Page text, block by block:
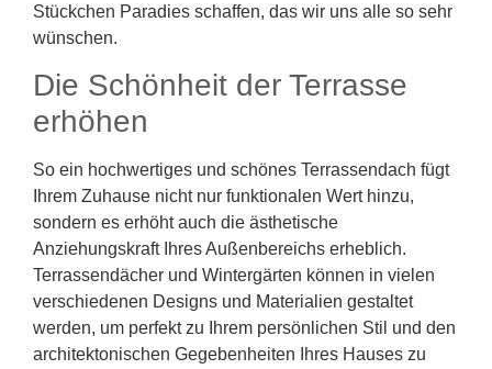
Stückchen Paradies schaffen, das wir uns alle so sehr
wünschen.
Die Schönheit der Terrasse
erhöhen
So ein hochwertiges und schönes Terrassendach fügt
Ihrem Zuhause nicht nur funktionalen Wert hinzu,
sondern es erhöht auch die ästhetische
Anziehungskraft Ihres Außenbereichs erheblich.
Terrassendächer und Wintergärten können in vielen
verschiedenen Designs und Materialien gestaltet
werden, um perfekt zu Ihrem persönlichen Stil und den
architektonischen Gegebenheiten Ihres Hauses zu